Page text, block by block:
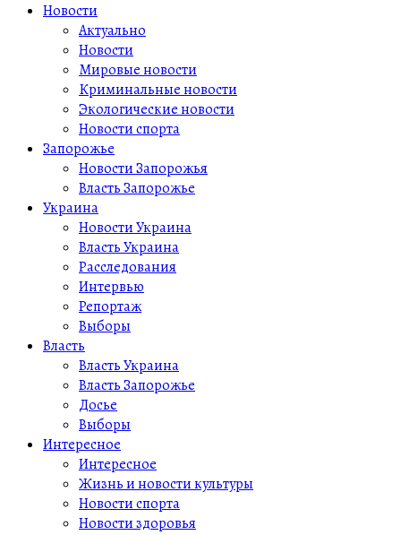
Новости
Актуально
Новости
Мировые новости
Криминальные новости
Экологические новости
Новости спорта
Запорожье
Новости Запорожья
Власть Запорожье
Украина
Новости Украина
Власть Украина
Расследования
Интервью
Репортаж
Выборы
Власть
Власть Украина
Власть Запорожье
Досье
Выборы
Интересное
Интересное
Жизнь и новости культуры
Новости спорта
Новости здоровья